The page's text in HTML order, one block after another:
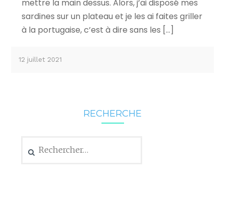
mettre la main dessus. Alors, j’ai disposé mes
sardines sur un plateau et je les ai faites griller
à la portugaise, c’est à dire sans les […]
12 juillet 2021
RECHERCHE